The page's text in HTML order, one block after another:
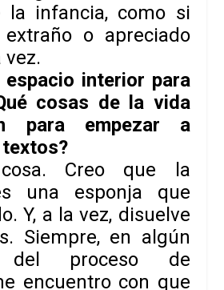
la infancia, como si
o apreciado
vez.
espacio interior para
cosas de la vida
para empezar a
cosa. Creo que la
una esponja que
Y, a la vez, disuelve
Siempre, en algún
del proceso de
encuentro con que